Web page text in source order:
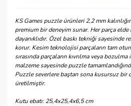
KS Games puzzle ürünleri 2,2 mm
premium bir deneyim sunar. Her parça
dayanıklıdır. Özel baskı tekniği sayesinde
korur. Kesim teknolojisi parçaların tam
sırasında parçaların kıvrılma veya
malzeme sayesinde puzzle
Puzzle severlere baştan sona kusursuz bir
üretilmiştir.
Kutu ebatı: 25,4x25,4x6,5 cm